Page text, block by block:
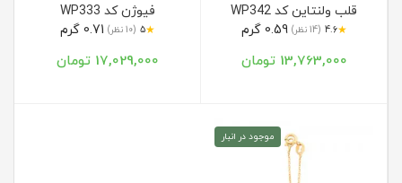
قلب ولنتاین کد WP342
★
4.6 (14 نظر) 0.59 گرم
13,763,000 تومان
فیوژن کد WP333
★
5 (10 نظر)
17,029,000 تومان
موجود در انبار